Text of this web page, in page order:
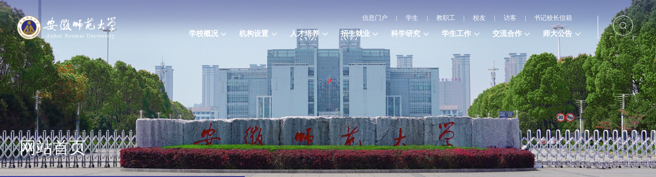
信息门户 | 学生 | 教职工 | 校友 | 访客 | 书记校长信箱
学校概况 机构设置 人才培养 招生就业 科学研究 学生工作 交流合作 师大公告
网站首页